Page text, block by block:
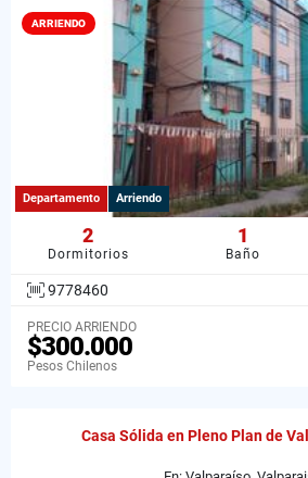
ARRIENDO
Departamento Arriendo
2
Dormitorios
1
Baño
9778460
PRECIO ARRIENDO
$300.000
Pesos Chilenos
Casa Sólida en Pleno Plan de